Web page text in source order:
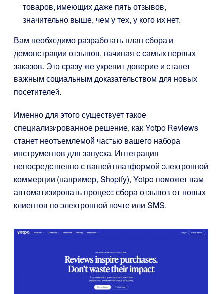
товаров, имеющих даже пять отзывов,
значительно выше, чем у тех, у кого их нет.
Вам необходимо разработать план сбора и
демонстрации отзывов, начиная с самых первых
заказов. Это сразу же укрепит доверие и станет
важным социальным доказательством для новых
посетителей.
Именно для этого существует такое
специализированное решение, какYotpo Reviews
станет неотъемлемой частью вашего набора
инструментов для запуска. Интеграция
непосредственно с вашей платформой электронной
коммерции (например, Shopify), Yotpo поможет вам
автоматизировать процесс сбора отзывов от новых
клиентов по электронной почте или SMS.